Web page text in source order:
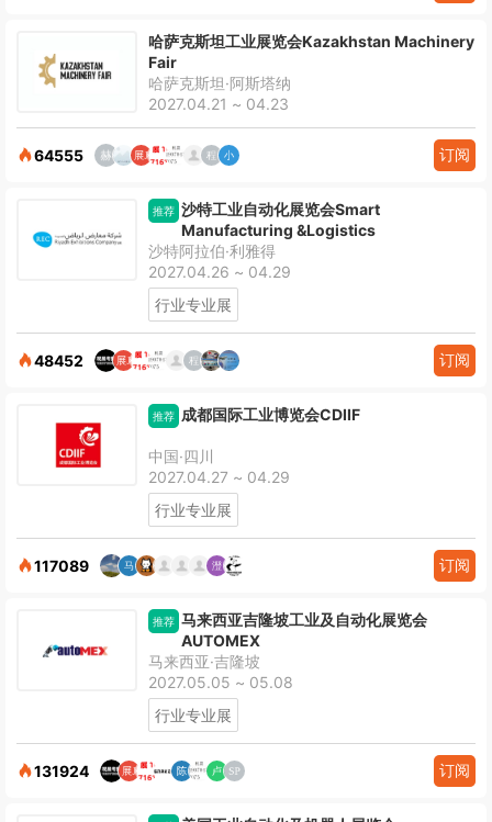
哈萨克斯坦工业展览会Kazakhstan Machinery
Fair
哈萨克斯坦·阿斯塔纳
2027.04.21 ~ 04.23
64555 订阅
推荐 沙特工业自动化展览会Smart
Manufacturing &Logistics
沙特阿拉伯·利雅得
2027.04.26 ~ 04.29
行业专业展
48452 订阅
推荐 成都国际工业博览会CDIIF
中国·四川
2027.04.27 ~ 04.29
行业专业展
117089 订阅
推荐 马来西亚吉隆坡工业及自动化展览会
AUTOMEX
马来西亚·吉隆坡
2027.05.05 ~ 05.08
行业专业展
131924 订阅